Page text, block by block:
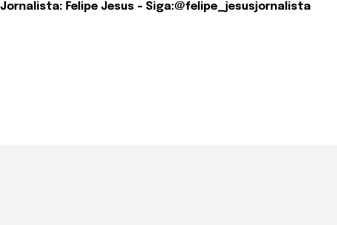
Jornalista: Felipe Jesus - Siga:@felipe_jesusjornalista